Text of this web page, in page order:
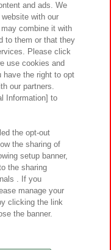
サイトポリシー
リティ方針と検証結果
るご質問・お問い合わせ
Inc.
Lab Inc.
and ads. We
with our
combine it with
to them or that they
Please click
use cookies and
have the right to opt
our partners.
Information] to
the opt-out
the sharing of
setup banner,
the sharing
. If you
manage your
clicking the link
the banner.